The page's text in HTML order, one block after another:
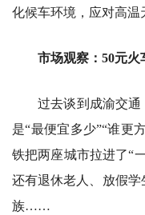
化候车环境，应对高温
市场观察：50元火
过去谈到成渝交通
是“最便宜多少”“谁更
铁把两座城市拉进了“
还有退休老人、放假
族……